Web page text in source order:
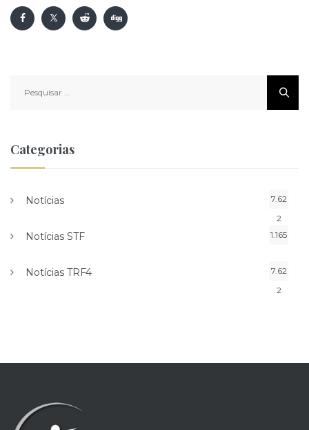
por:
Categorias
Notícias
7.62
2
Notícias STF 1.165
Notícias TRF4
7.62
2